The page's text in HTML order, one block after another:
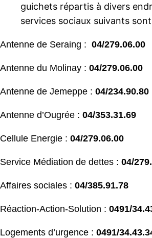
guichets répartis à divers
services sociaux suivants
Antenne de Seraing : 04/279.06.00
Antenne du Molinay : 04/279.06.00
Antenne de Jemeppe : 04/234.90.80
Antenne d’Ougrée : 04/353.31.69
Cellule Energie : 04/279.06.00
Service Médiation de dettes : 04/
Affaires sociales : 04/385.91.78
Réaction-Action-Solution : 0491/
Logements d’urgence : 0491/